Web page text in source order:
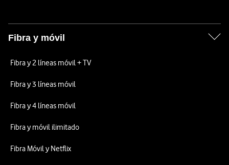
Fibra y móvil
Fibra y 2 líneas móvil + TV
Fibra y 3 líneas móvil
Fibra y 4 líneas móvil
Fibra y móvil ilimitado
Fibra Móvil y Netflix